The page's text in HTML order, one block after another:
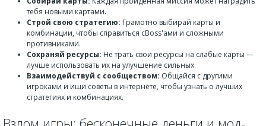
тебя новыми картами.
Строй свою стратегию: Грамотно выбирай карты и
комбинации, чтобы справиться сBoss'ами и сложными
противниками.
Сохраняй ресурсы: Не трать свои ресурсы на слабые карты —
лучше использовать их на улучшение сильных.
Взаимодействуй с сообществом: Общайся с другими
игроками и ищи советы в интернете, чтобы узнать о лучших
стратегиях и комбинациях.